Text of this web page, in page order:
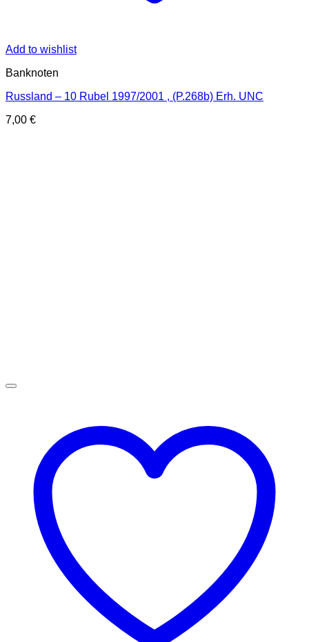
Add to wishlist
Banknoten
Russland – 10 Rubel 1997/2001 , (P.268b) Erh. UNC
7,00 €